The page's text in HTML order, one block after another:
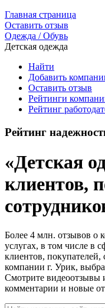
Главная страница
Оставить отзыв
Одежда / Обувь
Детская одежда
Найти
Добавить
Оставить отзыв
Рейтинги
Рейтинг
Рейтинг
«Детская
клиентов,
Более 4 млн. отзывов о
услугах, в том числе в
клиентов, покупателей,
компании г. Урик,
Смотрите видеоотзывы
комментарии и новые